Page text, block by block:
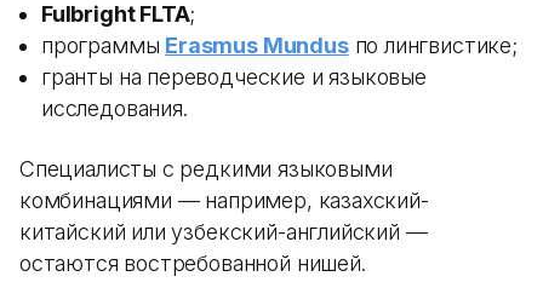
Fulbright FLTA;
программы Erasmus Mundusпо лингвистике;
гранты на переводческие и языковые
исследования.
Специалисты с редкими языковыми
комбинациями — например, казахский-
китайский или узбекский-английский —
остаются востребованной нишей.